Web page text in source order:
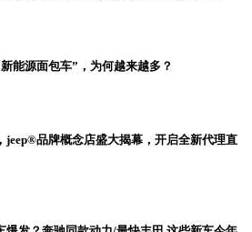
能源面包车”，为何越来越多？
jeep®品牌概念店盛大揭幕，开启全新代理直